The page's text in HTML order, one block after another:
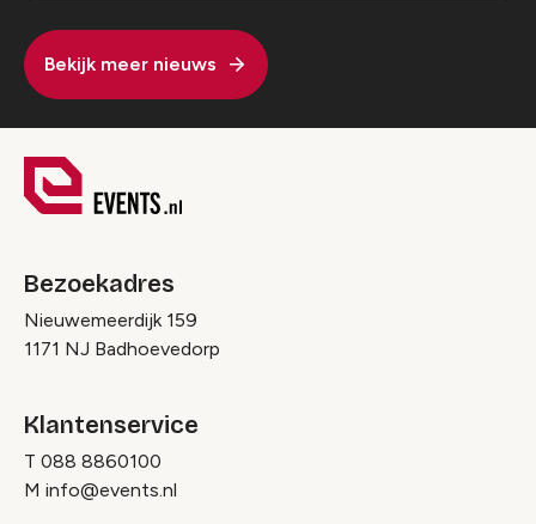
Bekijk meer nieuws
Bezoekadres
Nieuwemeerdijk 159
1171 NJ Badhoevedorp
Klantenservice
T 088 8860100
M info@events.nl